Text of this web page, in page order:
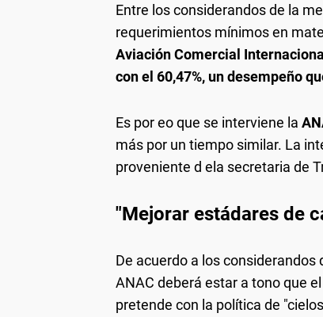
Entre los considerandos de la
requerimientos mínimos en
Aviación Comercial
con el 60,47%, un desempeño
Es por eo que se interviene la
más por un tiempo similar. La
proveniente d ela secretaria de
"Mejorar estádares de
De acuerdo a los
ANAC deberá estar a tono que
pretende con la política de